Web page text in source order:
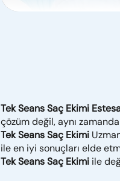
Tek Seans Saç Ekimi
çözüm değil, aynı
Tek Seans Saç Ekimi
ile en iyi sonuçları elde
Tek Seans Saç Ekimi ile